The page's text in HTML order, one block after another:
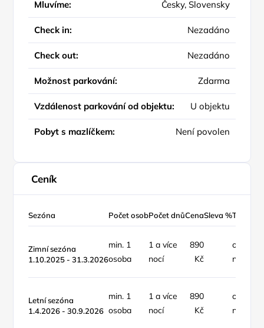
Mluvíme: Česky, Slovensky
Check in: Nezadáno
Check out: Nezadáno
Možnost parkování: Zdarma
Vzdálenost parkování od objektu: U objektu
Pobyt s mazlíčkem: Není povolen
Ceník
Sezóna Počet osobPočet dnůCenaSleva %Typ ceny
Zimní sezóna
1.10.2025 - 31.3.2026
min. 1
osoba
1 a více
nocí
890
Kč
osoba /
noc
Letní sezóna
1.4.2026 - 30.9.2026
min. 1
osoba
1 a více
nocí
890
Kč
osoba /
noc